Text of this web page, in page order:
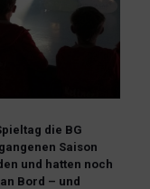
die BG
Saison
und hatten noch
Bord – und